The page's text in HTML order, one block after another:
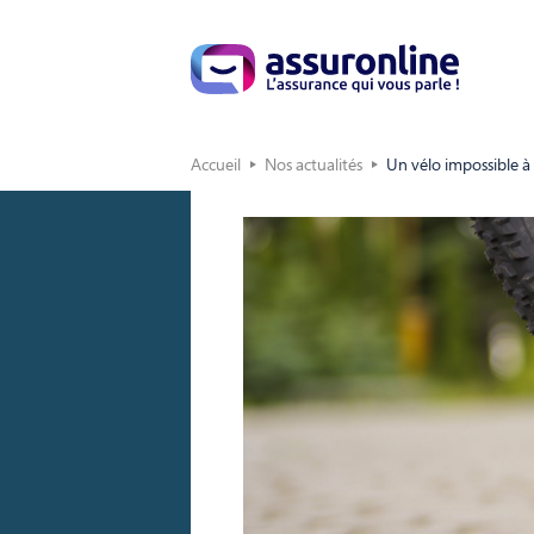
Accueil Nos actualités Un vélo impossible à